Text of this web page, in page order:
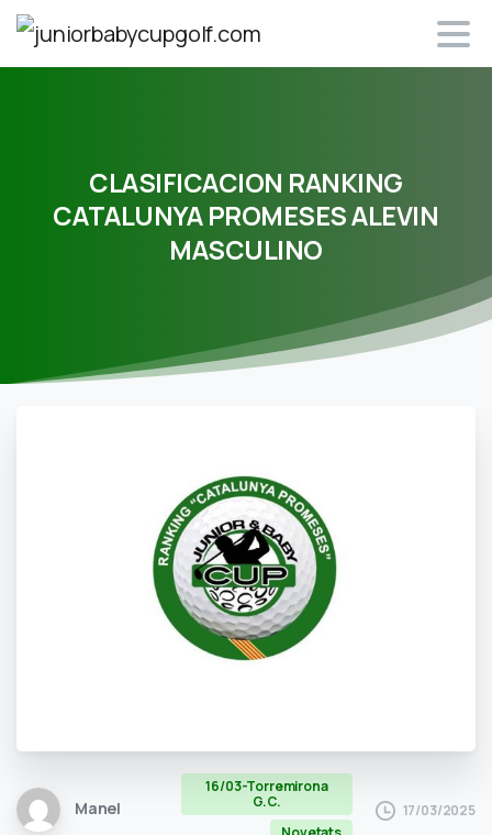
CLASIFICACION RANKING
CATALUNYA PROMESESALEVIN
MASCULINO
Manel
16/03-Torremirona
G.C.
17/03/2025